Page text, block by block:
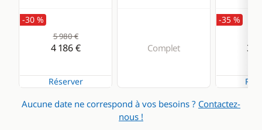
-30 %
5 980 €
4 186 €
Réserver
Complet
-35 %
3
Aucune date ne correspond à vos besoins ? Contactez-
nous !